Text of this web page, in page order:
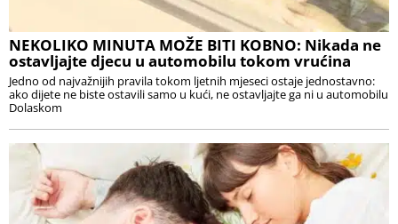
NEKOLIKO MINUTA MOŽE BITI KOBNO: Nikada ne
ostavljajte djecu u automobilu tokom vrućina
Jedno od najvažnijih pravila tokom ljetnih mjeseci ostaje jednostavno:
ako dijete ne biste ostavili samo u kući, ne ostavljajte ga ni u automobilu
Dolaskom